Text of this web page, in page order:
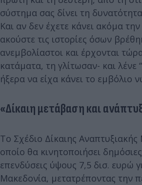
σύστημα σας δίνει τη
Και αν δεν έχετε κάνει ακόμα
ακούστε τις ιστορίες όσων
ανεμβολίαστοι και έρχονται
κατάματα, τη γλίτωσαν- και λένε
ήξερα να είχα κάνει το εμβόλιο
«Δίκαιη μετάβαση και
Το Σχέδιο Δίκαιης
οποίο θα κινητοποιήσει δημόσιες
επενδύσεις ύψους 7,5 δισ. ευρώ
Μακεδονία, μετατρέποντας την